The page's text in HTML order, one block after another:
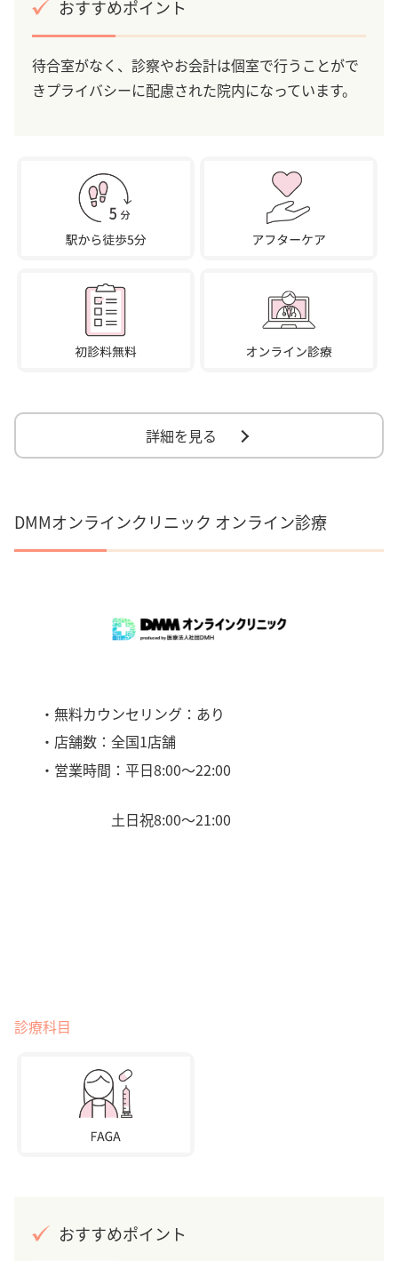
おすすめポイント
待合室がなく、診察やお会計は個室で行うことがで
きプライバシーに配慮された院内になっています。
詳細を見る
DMMオンラインクリニック オンライン診療
・無料カウンセリング：あり
・店舗数：全国1店舗
・営業時間：平日8:00〜22:00
土日祝8:00〜21:00
診療科目
おすすめポイント